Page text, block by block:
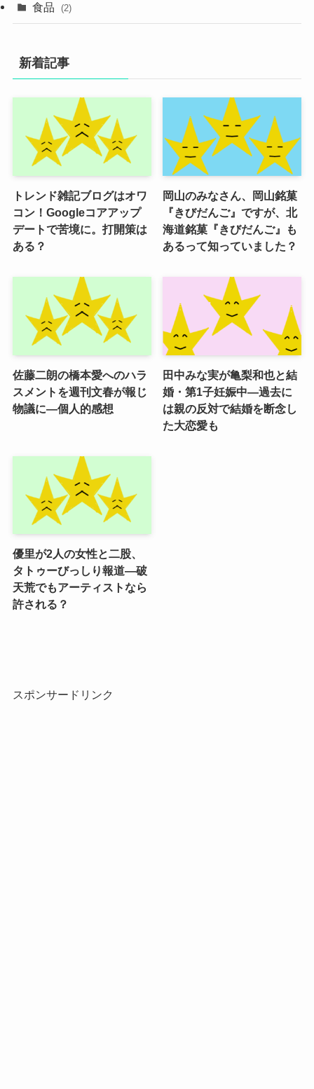
食品 (2)
新着記事
トレンド雑記ブログはオワ
コン！Googleコアアップ
デートで苦境に。打開策は
ある？
岡山のみなさん、岡山銘菓
『きびだんご』ですが、北
海道銘菓『きびだんご』も
あるって知っていました？
佐藤二朗の橋本愛へのハラ
スメントを週刊文春が報じ
物議に―個人的感想
田中みな実が亀梨和也と結
婚・第1子妊娠中―過去に
は親の反対で結婚を断念し
た大恋愛も
優里が2人の女性と二股、
タトゥーびっしり報道―破
天荒でもアーティストなら
許される？
スポンサードリンク